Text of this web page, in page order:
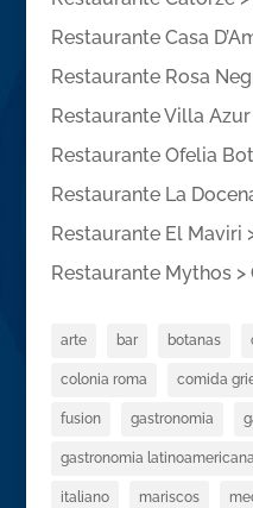
Restaurante Casa
Restaurante Rosa
Restaurante Villa
Restaurante Ofelia
Restaurante La
Restaurante El Maviri
Restaurante Mythos >
arte bar botanas
colonia roma comida
fusion gastronomia
gastronomia latinoamericana
italiano mariscos